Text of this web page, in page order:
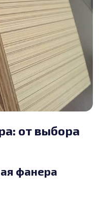
от выбора
фанера